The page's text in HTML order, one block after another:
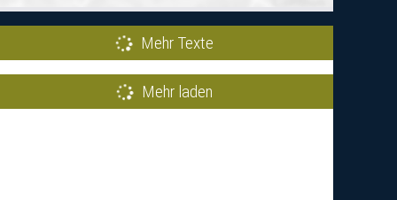
Mehr Texte
Mehr laden